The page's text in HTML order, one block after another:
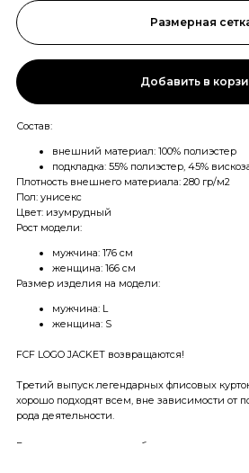
Размерная
Состав:
внешний материал: 100% полиэстер
подкладка: 55% полиэстер, 45%
Плотность внешнего материала: 280 гр/м2
Пол: унисекс
Цвет: изумрудный
Рост модели:
мужчина: 176 см
женщина: 166 см
Размер изделия на модели:
мужчина: L
женщина: S
FCF LOGO JACKET возвращаются!
Третий выпуск легендарных флисовых
хорошо подходят всем, вне зависимости от
рода деятельности.
В этом редропе мы доработали посадку —
Добавить в